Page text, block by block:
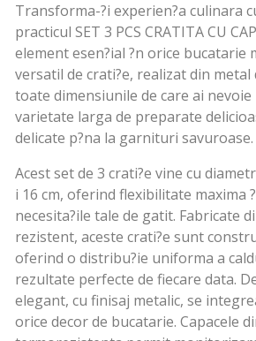
Transforma-?i experien?a culinara
practicul SET 3 PCS CRATITA CU
element esen?ial ?n orice bucatarie
versatil de crati?e, realizat din metal
toate dimensiunile de care ai
varietate larga de preparate
delicate p?na la garnituri savuroase.
Acest set de 3 crati?e vine cu
i 16 cm, oferind flexibilitate maxima
necesita?ile tale de gatit. Fabricate dintr-un metal
rezistent, aceste crati?e sunt
oferind o distribu?ie uniforma a
rezultate perfecte de fiecare data.
elegant, cu finisaj metalic, se
orice decor de bucatarie. Capacele